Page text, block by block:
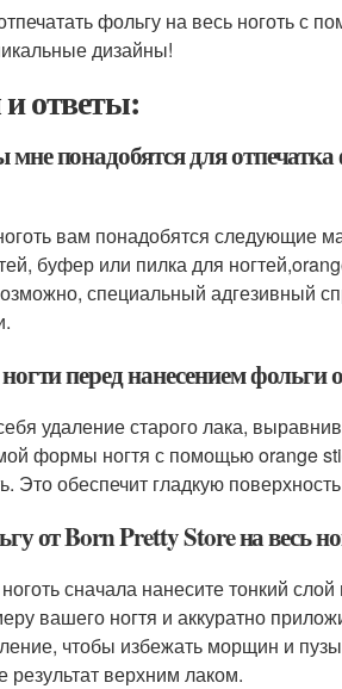
фольгу на весь ноготь с
дизайны!
ответы:
понадобятся для
вам понадобятся следующие
буфер или пилка для
специальный адгезивный
перед нанесением фольги
удаление старого лака,
формы ногтя с помощью orange
Это обеспечит гладкую
от Born Pretty Store на весь
сначала нанесите тонкий
вашего ногтя и аккуратно
чтобы избежать морщин и
результат верхним лаком.